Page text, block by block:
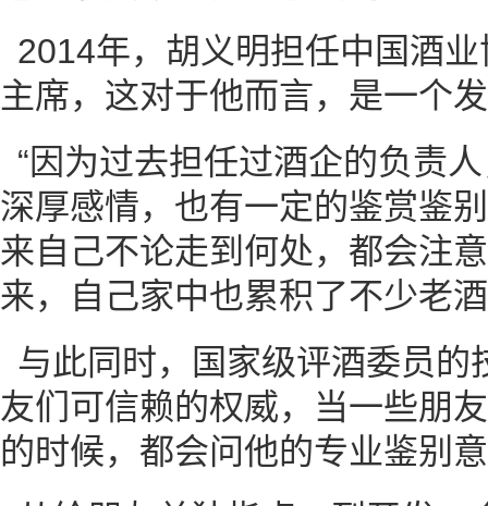
2014年，胡义明担任中国酒
主席，这对于他而言，是一个
“因为过去担任过酒企的负责
深厚感情，也有一定的鉴赏鉴
来自己不论走到何处，都会注
来，自己家中也累积了不少老
与此同时，国家级评酒委员的
友们可信赖的权威，当一些朋
的时候，都会问他的专业鉴别